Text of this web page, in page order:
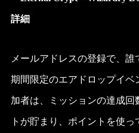
詳細
メールアドレスの登録で、
期間限定のエアドロップイベ
加者は、ミッションの達成
トが貯まり、ポイントを使